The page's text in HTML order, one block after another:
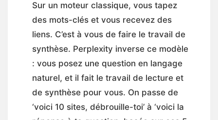
Sur un moteur classique, vous tapez
des mots-clés et vous recevez des
liens. C’est à vous de faire le travail de
synthèse. Perplexity inverse ce modèle
: vous posez une question en langage
naturel, et il fait le travail de lecture et
de synthèse pour vous. On passe de
‘voici 10 sites, débrouille-toi’ à ‘voici la